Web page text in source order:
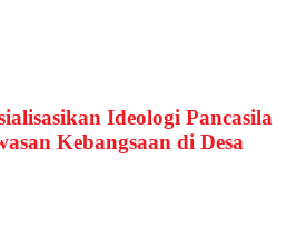
Ideologi Pancasila
Kebangsaan di Desa